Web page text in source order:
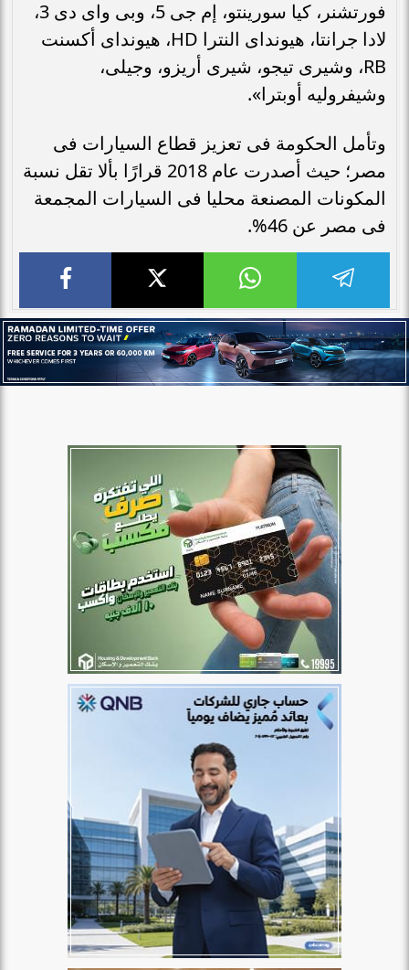
فورتشنر، كيا سورينتو، إم جى 5، وبى واى دى 3،
لادا جرانتا، هيونداى النترا HD، هيونداى أكسنت
RB، وشيرى تيجو، شيرى أريزو، وجيلى،
وشيفروليه أوبترا».
وتأمل الحكومة فى تعزيز قطاع السيارات فى
مصر؛ حيث أصدرت عام 2018 قرارًا بألا تقل نسبة
المكونات المصنعة محليا فى السيارات المجمعة
فى مصر عن 46%.